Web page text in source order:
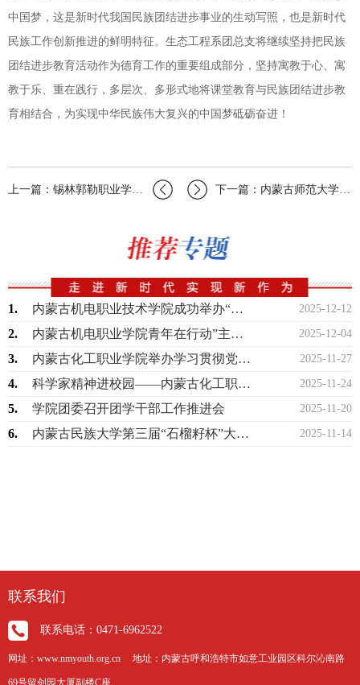
中国梦，这是新时代我国民族团结进步事业的生动写照，也是新时代
民族工作创新推进的鲜明特征。生态工程系团总支将继续坚持把民族
团结进步教育活动作为德育工作的重要组成部分，坚持寓教于心、寓
教于乐、重在践行，多层次、多形式地将课堂教育与民族团结进步教
育相结合，为实现中华民族伟大复兴的中国梦砥砺奋进！
上一篇：锡林郭勒职业学院各级团组织开展铸牢中华共同体意识主题团日活动 下一篇：内蒙古师范大学2020年“汉语桥”线上团组冬令营开营仪式
2025-12-12
1. 内蒙古机电职业技术学院成功举办“丁香扎根·就在青城”2025年就业创业服务进校园…
2025-12-04
2. 内蒙古机电职业学院青年在行动”主题志愿服务活动
2025-11-27
3. 内蒙古化工职业学院举办学习贯彻党的宗教工作理论专题讲座
2025-11-24
4. 科学家精神进校园——内蒙古化工职业学院开展校园科普电影公益放映活动
2025-11-20
5. 学院团委召开团学干部工作推进会
2025-11-14
6. 内蒙古民族大学第三届“石榴籽杯”大学生舞蹈大赛圆满落幕
联系我们
联系电话：0471-6962522
网址：www.nmyouth.org.cn 地址：内蒙古呼和浩特市如意工业园区科尔沁南路
69号留创园大厦副楼C座